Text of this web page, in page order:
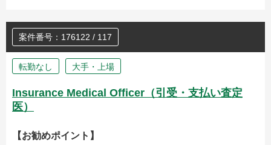
案件番号：176122 / 117
転勤なし 大手・上場
Insurance Medical Officer（引受・支払い査定
医）
【お勧めポイント】